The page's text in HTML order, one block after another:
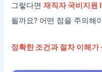
그렇다면재직자 국비지원
될까요? 어떤 점을 주의해
정확한 조건과 절차 이해가